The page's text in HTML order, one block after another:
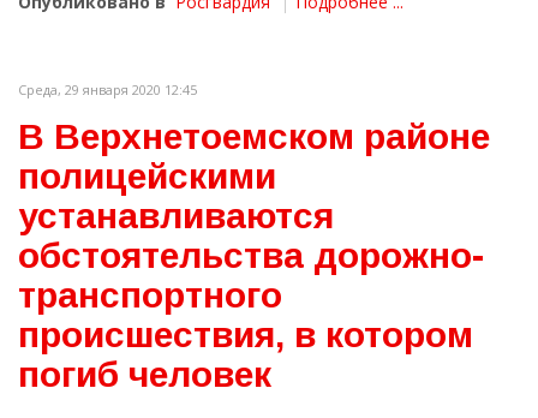
Среда, 29 января 2020 12:45
В Верхнетоемском районе
полицейскими
устанавливаются
обстоятельства дорожно-
транспортного
происшествия, в котором
погиб человек